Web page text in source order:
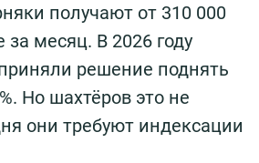
получают от 310 000
за месяц. В 2026 году
решение поднять
Но шахтёров это не
они требуют индексации